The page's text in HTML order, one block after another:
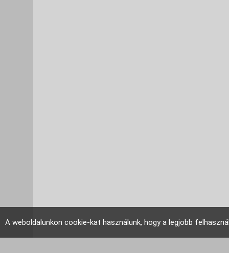
A weboldalunkon cookie-kat használunk, hogy a legjobb